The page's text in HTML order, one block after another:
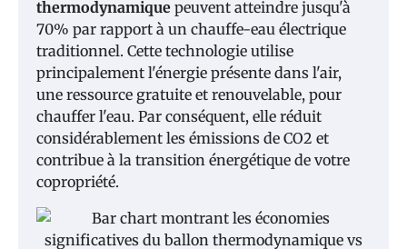
thermodynamique peuvent atteindre jusqu'à
70% par rapport à un chauffe-eau électrique
traditionnel. Cette technologie utilise
principalement l'énergie présente dans l'air,
une ressource gratuite et renouvelable, pour
chauffer l'eau. Par conséquent, elle réduit
considérablement les émissions de CO2 et
contribue à la transition énergétique de votre
copropriété.